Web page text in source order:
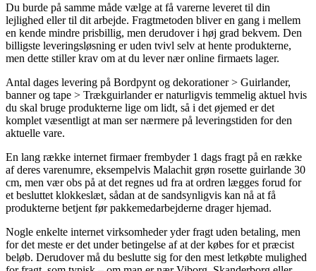
Du burde på samme måde vælge at få varerne leveret til din
lejlighed eller til dit arbejde. Fragtmetoden bliver en gang i mellem
en kende mindre prisbillig, men derudover i høj grad bekvem. Den
billigste leveringsløsning er uden tvivl selv at hente produkterne,
men dette stiller krav om at du lever nær online firmaets lager.
Antal dages levering på Bordpynt og dekorationer > Guirlander,
banner og tape > Trækguirlander er naturligvis temmelig aktuel hvis
du skal bruge produkterne lige om lidt, så i det øjemed er det
komplet væsentligt at man ser nærmere på leveringstiden for den
aktuelle vare.
En lang række internet firmaer frembyder 1 dags fragt på en række
af deres varenumre, eksempelvis Malachit grøn rosette guirlande 30
cm, men vær obs på at det regnes ud fra at ordren lægges forud for
et besluttet klokkeslæt, sådan at de sandsynligvis kan nå at få
produkterne betjent før pakkemedarbejderne drager hjemad.
Nogle enkelte internet virksomheder yder fragt uden betaling, men
for det meste er det under betingelse af at der købes for et præcist
beløb. Derudover må du beslutte sig for den mest letkøbte mulighed